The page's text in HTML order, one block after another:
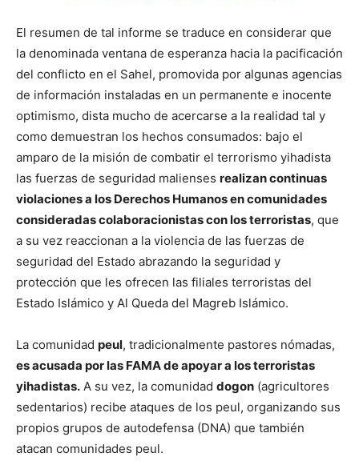
El resumen de tal informe se traduce en considerar que
la denominada ventana de esperanza hacia la pacificación
del conflicto en el Sahel, promovida por algunas agencias
de información instaladas en un permanente e inocente
optimismo, dista mucho de acercarse a la realidad tal y
como demuestran los hechos consumados: bajo el
amparo de la misión de combatir el terrorismo yihadista
las fuerzas de seguridad malienses realizan continuas
violaciones a los Derechos Humanos en comunidades
consideradas colaboracionistas con los terroristas, que
a su vez reaccionan a la violencia de las fuerzas de
seguridad del Estado abrazando la seguridad y
protección que les ofrecen las filiales terroristas del
Estado Islámico y Al Queda del Magreb Islámico.
La comunidad peul, tradicionalmente pastores nómadas,
es acusada por las FAMA de apoyar a los terroristas
yihadistas. A su vez, la comunidad dogon (agricultores
sedentarios) recibe ataques de los peul, organizando sus
propios grupos de autodefensa (DNA) que también
atacan comunidades peul.